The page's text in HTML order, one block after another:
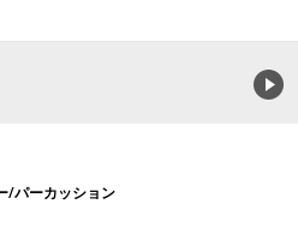
/パーカッション